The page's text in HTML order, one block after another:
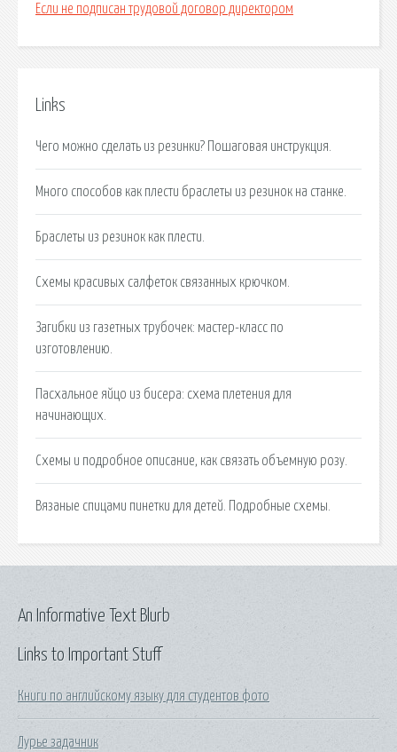
Если не подписан трудовой договор директором
Links
Чего можно сделать из резинки? Пошаговая инструкция.
Много способов как плести браслеты из резинок на станке.
Браслеты из резинок как плести.
Cхемы красивых салфеток связанных крючком.
Загибки из газетных трубочек: мастер-класс по
изготовлению.
Пасхальное яйцо из бисера: схема плетения для
начинающих.
Схемы и подробное описание, как связать объемную розу.
Вязаные спицами пинетки для детей. Подробные схемы.
Links to Important Stuff
Книги по английскому языку для студентов фото
Лурье задачник
An Informative Text Blurb